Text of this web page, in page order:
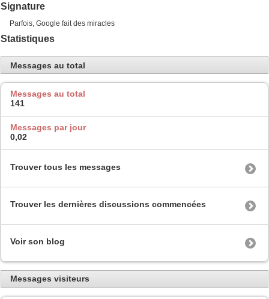
Signature
Parfois, Google fait des miracles
Statistiques
Messages au total
Messages au total
141
Messages par jour
0,02
Trouver tous les messages
Trouver les dernières discussions commencées
Voir son blog
Messages visiteurs